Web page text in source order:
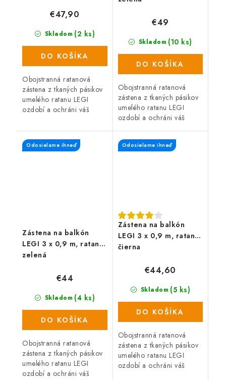
Skladom (2 ks)
€47,90
DO KOŠÍKA
Obojstranná ratanová
zástena z tkaných pásikov
umelého ratanu LEGI
ozdobí a ochráni váš
plot a zaistí súkromie po
celý rok. Zástena má
obojstrannú...
Skladom (10 ks)
€49
DO KOŠÍKA
Obojstranná ratanová
zástena z tkaných pásikov
umelého ratanu LEGI
ozdobí a ochráni váš
plot a zaistí súkromie po
celý rok. Zástena má
Zástena na balkón
LEGI 3 x 0,9 m, ratan,
zelená
Odosielame ihneď
Skladom (4 ks)
€44
DO KOŠÍKA
Obojstranná ratanová
zástena z tkaných pásikov
umelého ratanu LEGI
ozdobí a ochráni váš
Zástena na balkón
LEGI 3 x 0,9 m, ratan,
čierna
Odosielame ihneď
Skladom (5 ks)
€44,60
DO KOŠÍKA
Obojstranná ratanová
zástena z tkaných pásikov
umelého ratanu LEGI
ozdobí a ochráni váš